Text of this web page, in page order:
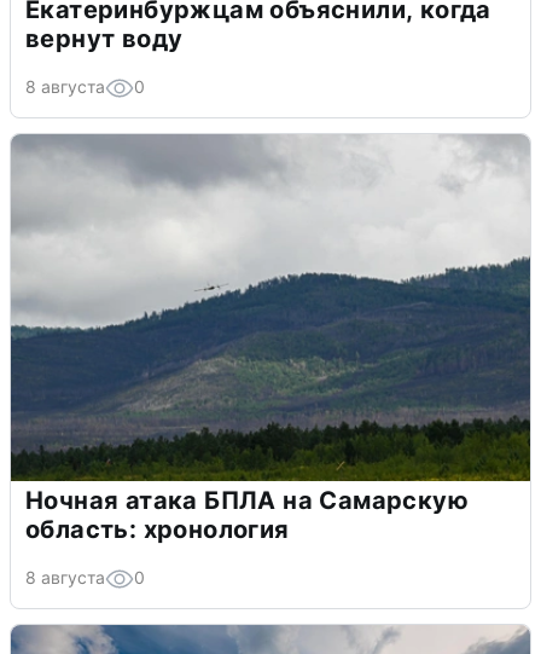
Екатеринбуржцам объяснили, когда
вернут воду
8 августа 0
Ночная атака БПЛА на Самарскую
область: хронология
8 августа 0